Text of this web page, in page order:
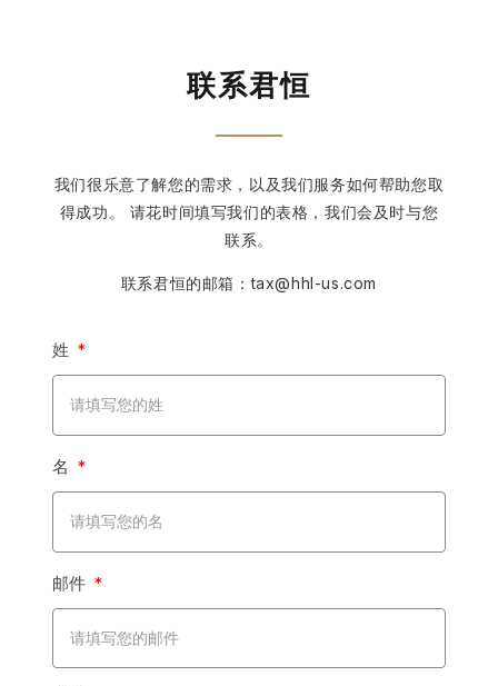
联系君恒
我们很乐意了解您的需求，以及我们服务如何帮助您取
得成功。 请花时间填写我们的表格，我们会及时与您
联系。
联系君恒的邮箱：tax@hhl-us.com
姓
名
邮件